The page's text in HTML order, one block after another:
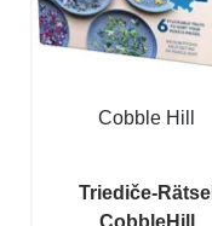
Cobble Hill
Triediče-Rätsel
CobbleHill